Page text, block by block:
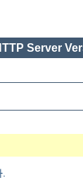
Server
.